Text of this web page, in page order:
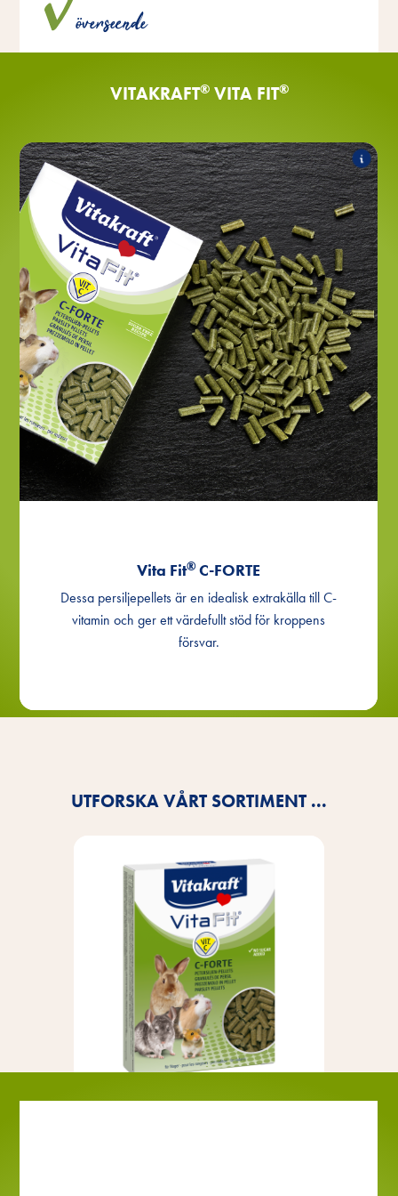
överseende
konstgjorda färgämnen eller konserveringsmedel.
VITAKRAFT®VITA FIT®
Vita Fit®C-FORTE
Dessa persiljepellets är en idealisk extrakälla till C-
vitamin och ger ett värdefullt stöd för kroppens
försvar.
Vita Fit
®
C-FORTE
I sortimentet ingår följande produkter:
Vita Fit
®
C-FORTE persiljepellets
UTFORSKA VÅRT SORTIMENT ...